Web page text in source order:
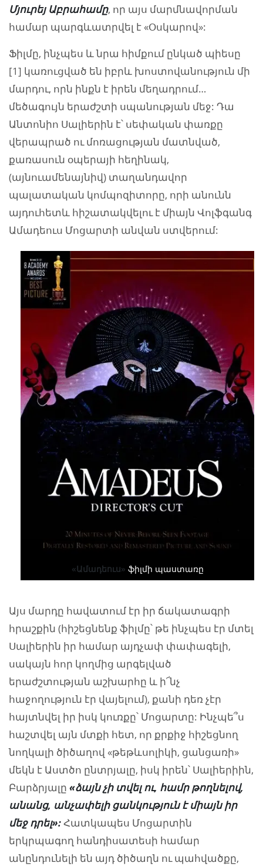
Մյուրեյ Աբրահամը, որ այս մարմնավորման
համար պարգևատրվել է «Օսկարով»:
Ֆիլմը, ինչպես և նրա հիմքում ընկած պիեսը
[1] կառուցված են իբրև խոստովանություն մի
մարդու, որն ինքն է իրեն մեղադրում…
մեծագույն երաժշտի սպանության մեջ: Դա
Անտոնիո Սալիերին է՝ սեփական փառքը
վերապրած ու մոռացության մատնված,
քառասուն օպերայի հեղինակ,
(այնուամենայնիվ) տաղանդավոր
պալատական կոմպոզիտորը, որի անունն
այդուհետև հիշատակվելու է միայն Վոլֆգանգ
Ամադեուս Մոցարտի անվան ստվերում:
«Ամադեուս» ֆիլմի պաստառը
Այս մարդը հավատում էր իր ճակատագրի
հրաշքին (հիշեցնենք ֆիլմը՝ թե ինչպես էր մտել
Սալիերին իր համար այդչափ փափագելի,
սակայն հոր կողմից արգելված
երաժշտության աշխարհը և ի՜նչ
հաջողություն էր վայելում), քանի դեռ չէր
հայտնվել իր իսկ կուռքը՝ Մոցարտը: Ինչպե՞ս
հաշտվել այն մտքի հետ, որ քրքիջ հիշեցնող
նողկալի ծիծաղով «թեթևսոլիկի, ցանցառի»
մեկն է Աստծո ընտրյալը, իսկ իրեն՝ Սալիերիին,
Բարձրյալը «ձայնչի տվել ու, համր թողնելով,
անանց, անչափելի ցանկություն է միայն իր
մեջ դրել»:Հատկապես Մոցարտին
երկրպագող հանդիսատեսի համար
անընդունելի են այդ ծիծաղն ու պահվածքը,